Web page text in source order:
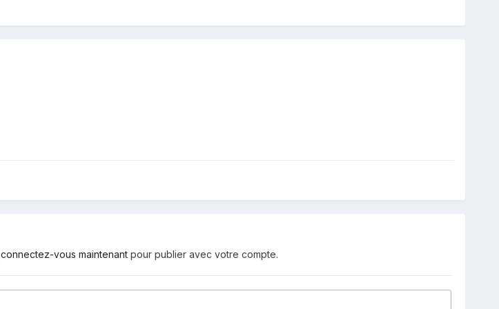
connectez-vous maintenantpour publier avec votre compte.